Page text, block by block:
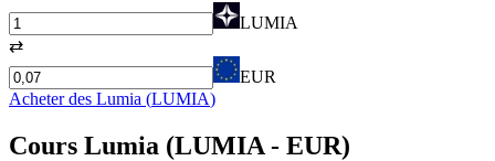
LUMIA
⇄
EUR
Acheter des Lumia (LUMIA)
Cours Lumia (LUMIA - EUR)